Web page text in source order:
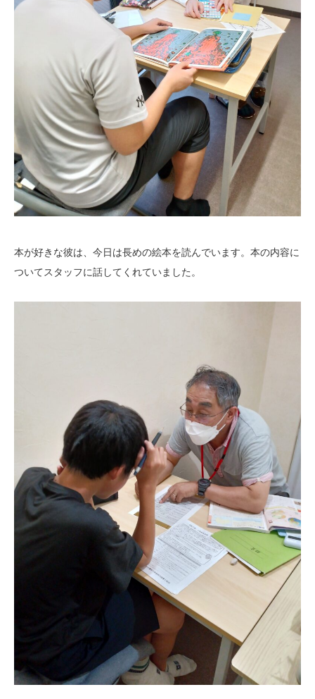
本が好きな彼は、今日は長めの絵本を読んでいます。本の内容に
ついてスタッフに話してくれていました。